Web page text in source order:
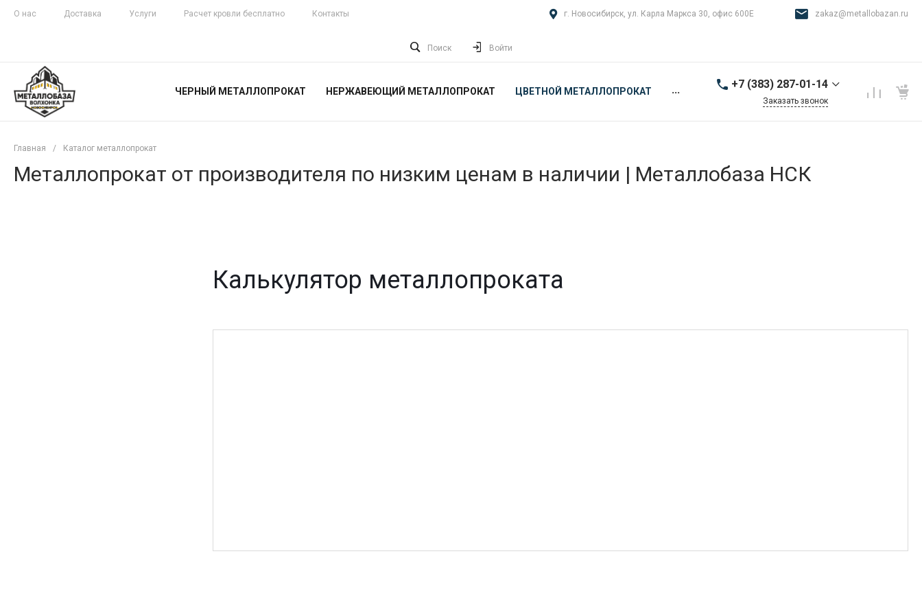
О нас Доставка Услуги Расчет кровли бесплатно Контакты г. Новосибирск, ул. Карла Маркса 30, офис 600Е zakaz@metallobazan.ru
Поиск Войти
ЧЕРНЫЙ МЕТАЛЛОПРОКАТ НЕРЖАВЕЮЩИЙ МЕТАЛЛОПРОКАТ ЦВЕТНОЙ МЕТАЛЛОПРОКАТ ... +7 (383) 287-01-14
9:00-18:00 пн-пт
Заказать звонок
Главная / Каталог металлопрокат
Металлопрокат от производителя по низким ценам в наличии | Металлобаза НСК
Калькулятор металлопроката